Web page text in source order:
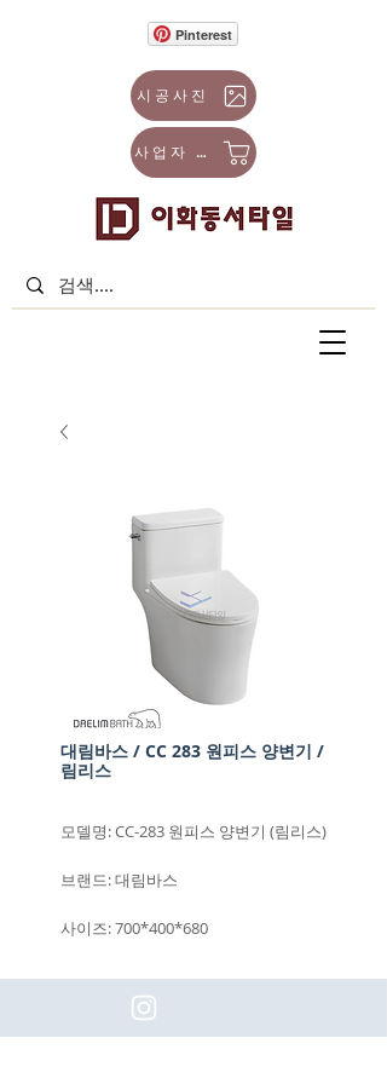
사업자 몰
시공사진
Pinterest
대림바스 / CC 283 원피스 양변기 /
림리스
모델명: CC-283 원피스 양변기 (림리스)
브랜드: 대림바스
사이즈: 700*400*680